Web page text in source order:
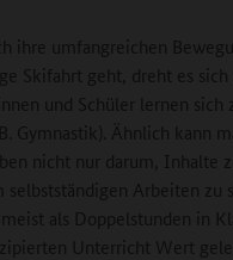
ihre umfangreichen
Skifahrt geht, dreht es sich
und Schüler lernen sich
Gymnastik). Ähnlich kann
nicht nur darum, Inhalte
selbstständigen Arbeiten zu
als Doppelstunden in
Unterricht Wert